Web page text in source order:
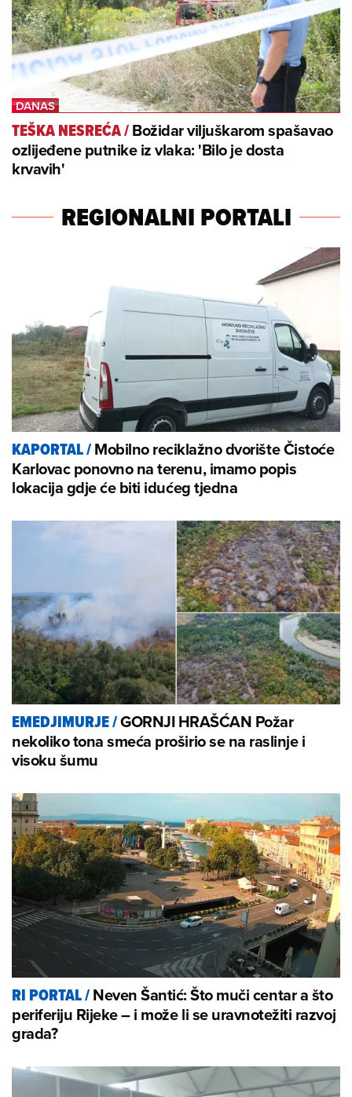
TEŠKA NESREĆA/Božidar viljuškarom spašavao
ozlijeđene putnike iz vlaka: 'Bilo je dosta
krvavih'
REGIONALNI PORTALI
KAPORTAL/Mobilno reciklažno dvorište Čistoće
Karlovac ponovno na terenu, imamo popis
lokacija gdje će biti idućeg tjedna
EMEDJIMURJE/GORNJI HRAŠĆAN Požar
nekoliko tona smeća proširio se na raslinje i
visoku šumu
RI PORTAL/Neven Šantić: Što muči centar a što
periferiju Rijeke – i može li se uravnotežiti razvoj
grada?